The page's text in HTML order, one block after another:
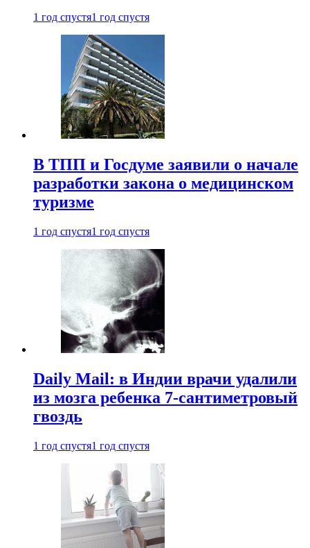
1 год спустя1 год спустя
В ТПП и Госдуме заявили о начале
разработки закона о медицинском
туризме
1 год спустя1 год спустя
Daily Mail: в Индии врачи удалили
из мозга ребенка 7-сантиметровый
гвоздь
1 год спустя1 год спустя